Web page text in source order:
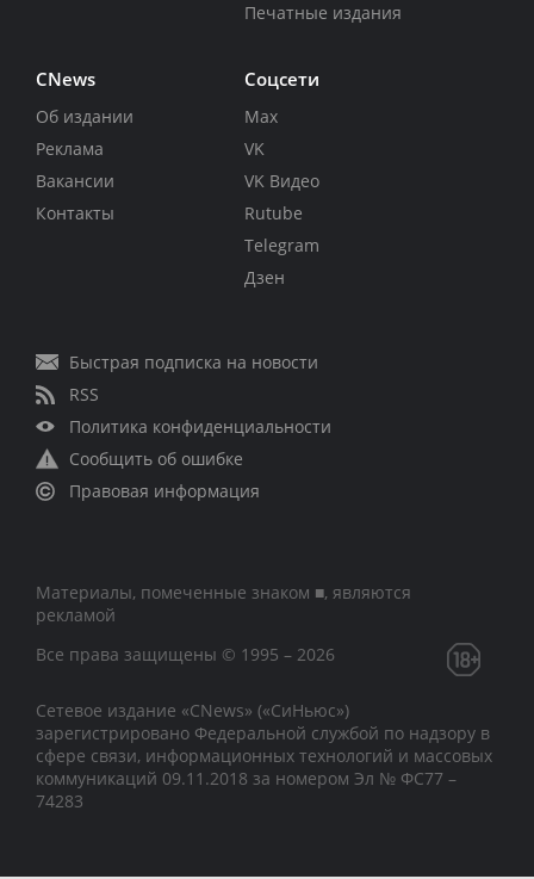
Печатные издания
CNews
Об издании
Реклама
Вакансии
Контакты
Соцсети
Max
VK
VK Видео
Rutube
Telegram
Дзен
Быстрая подписка на новости
RSS
Политика конфиденциальности
Сообщить об ошибке
Правовая информация
Материалы, помеченные знаком ■, являются
рекламой
Все права защищены © 1995 – 2026
Сетевое издание «CNews» («СиНьюс»)
зарегистрировано Федеральной службой по надзору в
сфере связи, информационных технологий и массовых
коммуникаций 09.11.2018 за номером Эл № ФС77 –
74283